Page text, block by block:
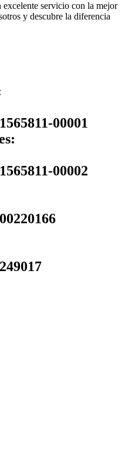
servicio con la mejor
y descubre la diferencia
00001
00002